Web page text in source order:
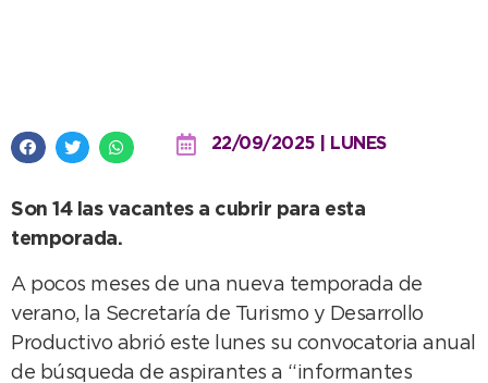
22/09/2025 | LUNES
Son 14 las vacantes a cubrir para esta
temporada.
A pocos meses de una nueva temporada de
verano, la Secretaría de Turismo y Desarrollo
Productivo abrió este lunes su convocatoria anual
de búsqueda de aspirantes a “informantes